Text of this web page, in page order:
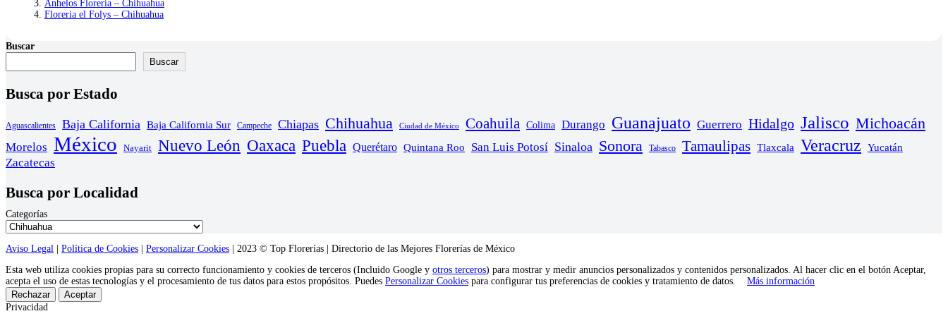
Anhelos Florería – Chihuahua
Floreria el Folys – Chihuahua
Buscar
Buscar
Busca por Estado
Aguascalientes Baja California Baja California Sur Campeche Chiapas Chihuahua Ciudad de México Coahuila Colima Durango Guanajuato Guerrero Hidalgo Jalisco Michoacán
Morelos México Nayarit Nuevo León Oaxaca Puebla Querétaro Quintana Roo San Luis Potosí Sinaloa Sonora Tabasco Tamaulipas Tlaxcala Veracruz Yucatán
Zacatecas
Busca por Localidad
Categorías
Aviso Legal | Política de Cookies | Personalizar Cookies | 2023 © Top Florerías | Directorio de las Mejores Florerías de México
Esta web utiliza cookies propias para su correcto funcionamiento y cookies de terceros (Incluido Google y otros terceros) para mostrar y medir anuncios personalizados y contenidos personalizados. Al hacer clic en el botón Aceptar,
acepta el uso de estas tecnologías y el procesamiento de tus datos para estos propósitos. Puedes Personalizar Cookies para configurar tus preferencias de cookies y tratamiento de datos. Más información
Rechazar
Aceptar
Privacidad